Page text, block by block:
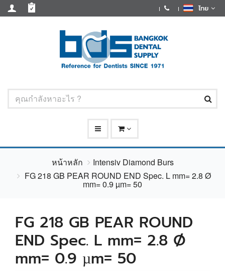
ไทย
หน้าหลัก
Intensiv Diamond Burs
FG 218 GB PEAR ROUND END Spec. L mm= 2.8 Ø
mm= 0.9 µm= 50
FG 218 GB PEAR ROUND
END Spec. L mm= 2.8 Ø
mm= 0.9 µm= 50